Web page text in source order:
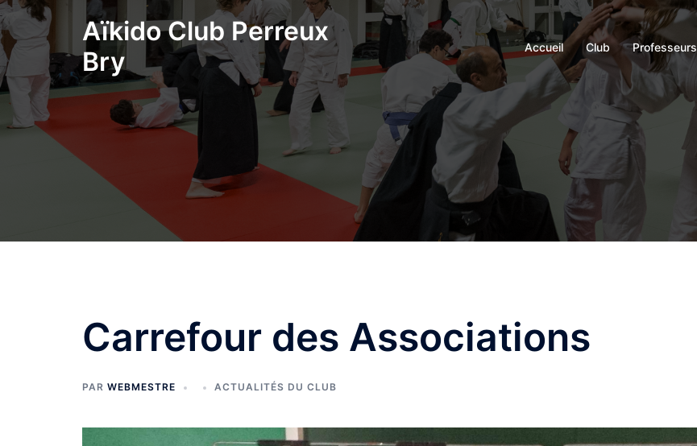
Aller
au
contenu
Aïkido Club Perreux
Bry
Accueil Club Professeurs
Carrefour des Associations
PAR WEBMESTRE ACTUALITÉS DU CLUB